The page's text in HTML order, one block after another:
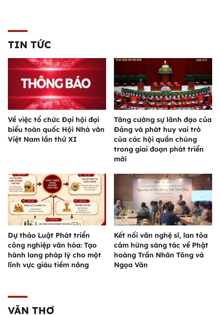
TIN TỨC
Về việc tổ chức Đại hội đại
biểu toàn quốc Hội Nhà văn
Việt Nam lần thứ XI
Tăng cường sự lãnh đạo của
Đảng và phát huy vai trò
của các hội quần chúng
trong giai đoạn phát triển
mới
Dự thảo Luật Phát triển
công nghiệp văn hóa: Tạo
hành lang pháp lý cho một
lĩnh vực giàu tiềm năng
Kết nối văn nghệ sĩ, lan tỏa
cảm hứng sáng tác về Phật
hoàng Trần Nhân Tông và
Ngọa Vân
VĂN THƠ